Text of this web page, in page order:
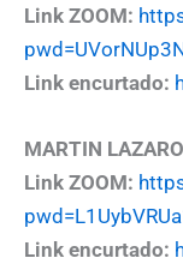
Link ZOOM:
Link encurtado:
MARTIN
Link ZOOM:
Link encurtado: